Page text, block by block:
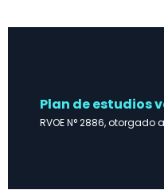
Plan de estudios
RVOE N° 2886, otorgado